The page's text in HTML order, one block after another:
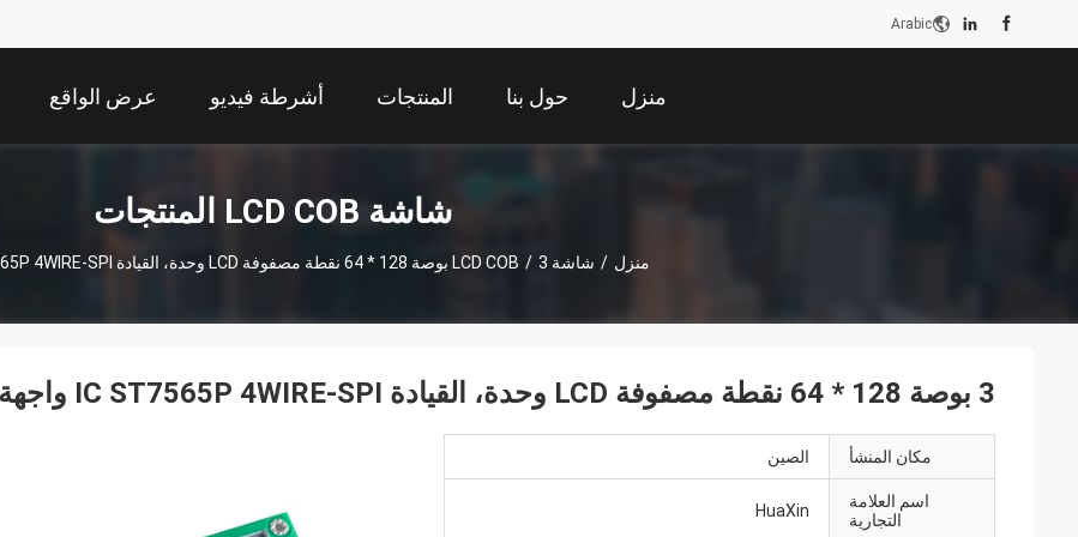
Arabic
منزل حول بنا المنتجات أشرطة فيديو عرض الواقع
الافتراضي شاشة LCD COB المنتجات
منزل / شاشة LCD COB / 3 بوصة 128 * 64 نقطة مصفوفة LCD وحدة، القيادة IC ST7565P 4WIRE-SPI واجهة
3 بوصة 128 * 64 نقطة مصفوفة LCD وحدة، القيادة IC ST7565P 4WIRE-SPI واجهة
مكان المنشأ الصين
اسم العلامة
التجارية
HuaXin